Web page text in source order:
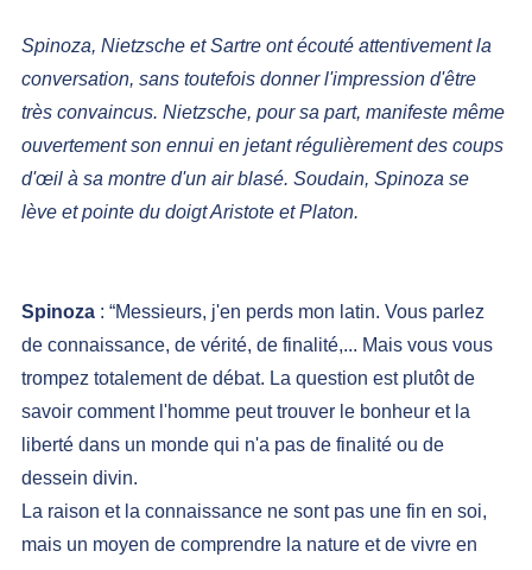
Spinoza, Nietzsche et Sartre ont écouté attentivement la
conversation, sans toutefois donner l'impression d'être
très convaincus. Nietzsche, pour sa part, manifeste même
ouvertement son ennui en jetant régulièrement des coups
d'œil à sa montre d'un air blasé. Soudain, Spinoza se
lève et pointe du doigt Aristote et Platon.
Spinoza : “Messieurs, j'en perds mon latin. Vous parlez
de connaissance, de vérité, de finalité,... Mais vous vous
trompez totalement de débat. La question est plutôt de
savoir comment l'homme peut trouver le bonheur et la
liberté dans un monde qui n'a pas de finalité ou de
dessein divin.
La raison et la connaissance ne sont pas une fin en soi,
mais un moyen de comprendre la nature et de vivre en